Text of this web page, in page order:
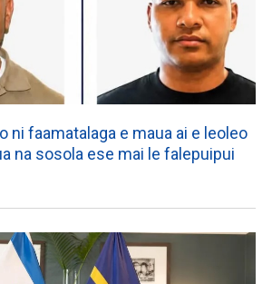
ni faamatalaga e maua ai e leoleo
na sosola ese mai le falepuipui